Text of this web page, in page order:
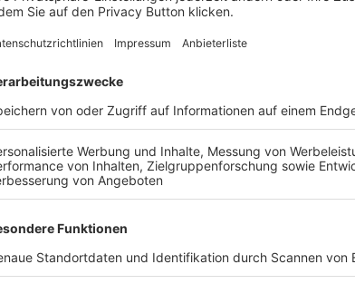
Aufsteiger, die sich mit ihren starken
Denen, die künftig etwas tiefer pfeifen gilt unser
die Chance für neue Motivation“, sagt
kommende Spielzeit und bedanken uns bei
Arbeit in den bayerischen Spitzenligen.“
Schiedsrichterausschuss die Besetzung
Schiedsrichterausschuss und das NLZ-